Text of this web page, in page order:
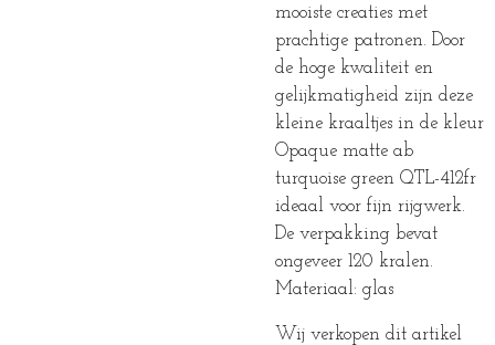
mooiste creaties met
prachtige patronen. Door
de hoge kwaliteit en
gelijkmatigheid zijn deze
kleine kraaltjes in de kleur
Opaque matte ab
turquoise green QTL-412fr
ideaal voor fijn rijgwerk.
De verpakking bevat
ongeveer 120 kralen.
Materiaal: glas
Wij verkopen dit artikel